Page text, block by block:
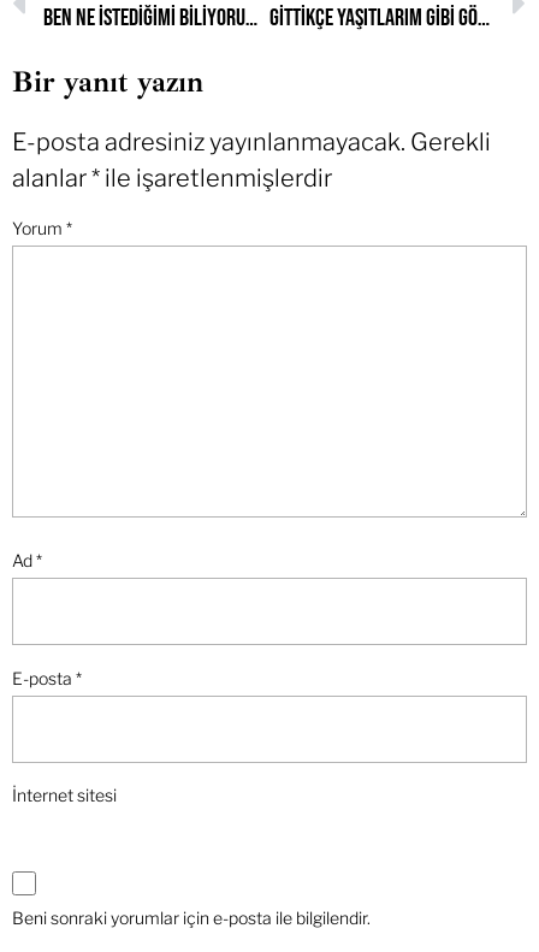
Ben ne istediğimi biliyorum ama çok korkuyorum Gittikçe yaşıtlarım gibi görünmeyi daha çok istediğimi fark ettim
Bir yanıt yazın
E-posta adresiniz yayınlanmayacak. Gerekli
alanlar* ile işaretlenmişlerdir
Yorum *
Ad*
E-posta *
İnternet sitesi
Beni sonraki yorumlar için e-posta ile bilgilendir.